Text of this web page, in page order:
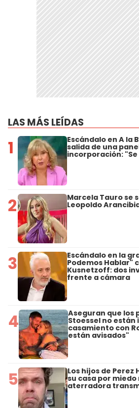
LAS MÁS LEÍDAS
1 Escándalo en A la
salida de una
incorporación:
2 Marcela Tauro se
Leopoldo
3 Escándalo en la
Podemos Hablar"
Kusnetzoff: dos
frente a cámara
4 Aseguran que los
Stoessel no están
casamiento con
están avisados"
5 Los hijos de
su casa por
aterradora